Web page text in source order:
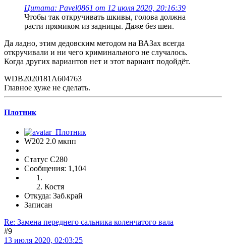
Цитата: Pavel0861 от 12 июля 2020, 20:16:39
Чтобы так откручивать шкивы, голова должна
расти прямиком из задницы. Даже без шеи.
Да ладно, этим дедовским методом на ВАЗах всегда
откручивали и ни чего криминального не случалось.
Когда других вариантов нет и этот вариант подойдёт.
WDB2020181A604763
Главное хуже не сделать.
Плотник
W202 2.0 мкпп
Статус C280
Сообщения: 1,104
Костя
Откуда: Заб.край
Записан
Re: Замена переднего сальника коленчатого вала
#9
13 июля 2020, 02:03:25